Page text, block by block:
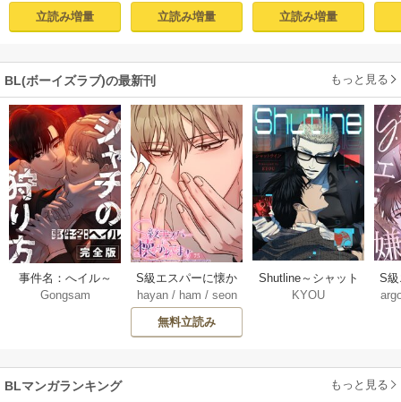
立読み増量
１【コミックシー
モア限定描き下ろ
立読み増量
付き電子限定版】
立読み増量
BL(ボーイズラブ)の最新刊 もっと見る
事件名：へイル～
シャチの狩り方～
Gongsam
S級エスパーに懐か
れてます【タテヨ
ミ】 75巻
hayan/ ham / seon
eedyou
無料立読み
Shutline～シャット
ライン～【タテヨ
KYOU
S
れ
BLマンガランキング もっと見る